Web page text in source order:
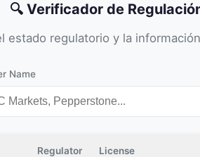
🔍 Verificador de
estado regulatorio y la
Name
Regulator License